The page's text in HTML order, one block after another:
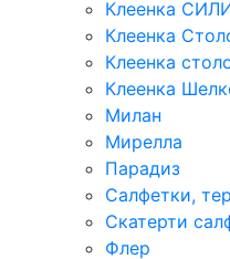
Клеенка
Клеенка
Клеенка
Клеенка
Милан
Мирелла
Парадиз
Салфетки,
Скатерти
Флер